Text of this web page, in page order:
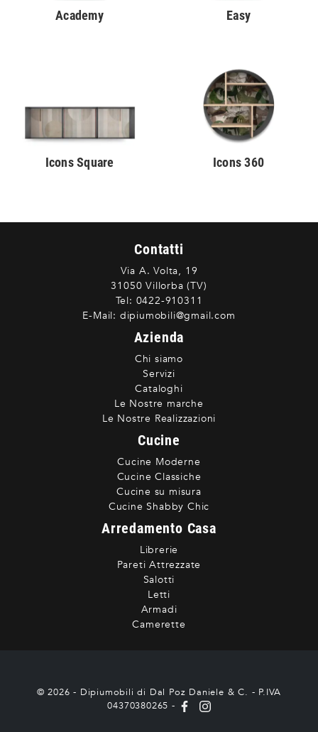
Academy Easy
Icons Square Icons 360
Contatti
Via A. Volta, 19
31050 Villorba (TV)
Tel: 0422-910311
E-Mail: dipiumobili@gmail.com
Azienda
Chi siamo
Servizi
Cataloghi
Le Nostre marche
Le Nostre Realizzazioni
Cucine
Cucine Moderne
Cucine Classiche
Cucine su misura
Cucine Shabby Chic
Arredamento Casa
Librerie
Pareti Attrezzate
Salotti
Letti
Armadi
Camerette
© 2026 - Dipiumobili di Dal Poz Daniele & C. - P.IVA
04370380265 -